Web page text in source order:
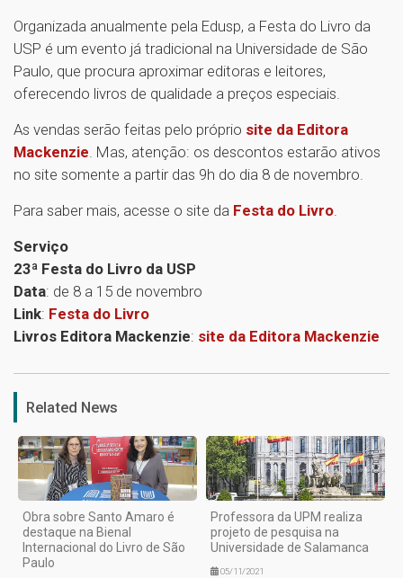
Organizada anualmente pela Edusp, a Festa do Livro da
USP é um evento já tradicional na Universidade de São
Paulo, que procura aproximar editoras e leitores,
oferecendo livros de qualidade a preços especiais.
As vendas serão feitas pelo próprio site da Editora
Mackenzie . Mas, atenção: os descontos estarão ativos
no site somente a partir das 9h do dia 8 de novembro.
Para saber mais, acesse o site da Festa do Livro
Serviço
23ª Festa do Livro da USP
Data: de 8 a 15 de novembro
Link: Festa do Livro
Livros Editora Mackenzie: site da Editora Mackenzie
1
Related News
Obra sobre Santo Amaro é
destaque na Bienal
Internacional do Livro de São
Paulo
Professora da UPM realiza
projeto de pesquisa na
Universidade de Salamanca
05/11/2021